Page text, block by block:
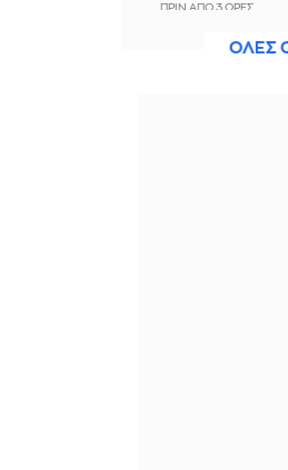
ΠΡΙΝ ΑΠΌ 3 ΏΡΕΣ
Η ξηρασίαΟΛΕΣ